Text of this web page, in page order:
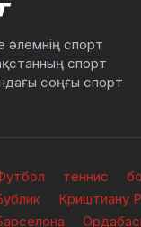
әлемнің спорт
спорт
соңғы спорт
теннис
Криштиану